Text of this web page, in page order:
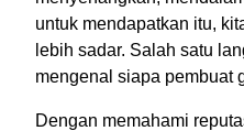
untuk mendapatkan itu,
lebih sadar. Salah satu
mengenal siapa pembuat
Dengan memahami